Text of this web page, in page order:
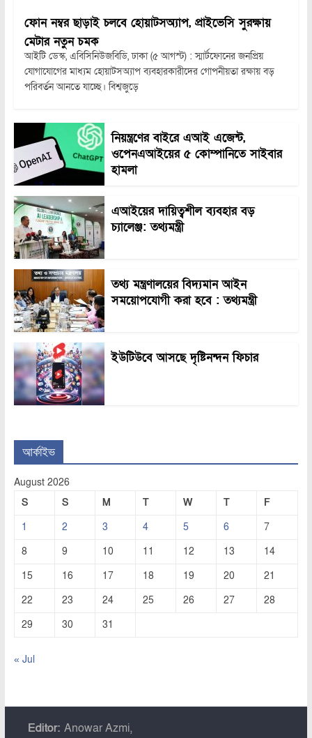
ফোন নম্বর ছাড়াই চলবে হোয়াটসঅ্যাপ, প্রাইভেসি সুরক্ষায়
মেটার নতুন চমক
আইটি ডেস্ক, এবিসিনিউজবিডি, ঢাকা (৫ আগস্ট) : স্মার্টফোনের জনপ্রিয়
যোগাযোগের মাধ্যম হোয়াটসঅ্যাপ ব্যবহারকারীদের গোপনীয়তা রক্ষায় বড়
পরিবর্তন আনতে যাচ্ছে। বিশ্বজুড়ে
নিয়ন্ত্রণের বাইরে এআই এজেন্ট,
ওপেনএআইয়ের ৫ কোম্পানিতে সাইবার
হামলা
এআইয়ের দায়িত্বশীল ব্যবহার বড়
চ্যালেঞ্জ: তথ্যমন্ত্রী
তথ্য মন্ত্রণালয়ের বিদ্যমান আইন
সময়োপযোগী করা হবে : তথ্যমন্ত্রী
ইউটিউবে আসছে দৃষ্টিনন্দন ফিচার
আর্কাইভ
August 2026
S
S M T W T
F
1
2 3 4 5 6
7
8
9 10 11 12 13
14
15
16 17 18 19 20
21
22
23 24 25 26 27
28
29
30 31
« Jul
Editor: Anowar Azmi,